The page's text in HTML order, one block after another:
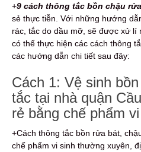
+9 cách thông tắc bồn chậu
sẻ thực tiễn. Với những hướng
rác, tắc do dầu mỡ, sẽ được xử lí
có thể thực hiện các cách thông
các hướng dẫn chi tiết sau đây:
Cách 1: Vệ sinh
tắc tại nhà quận
rẻ bằng chế phẩm
+Cách thông tắc bồn rửa bát,
chế phẩm vi sinh thường xuyên,